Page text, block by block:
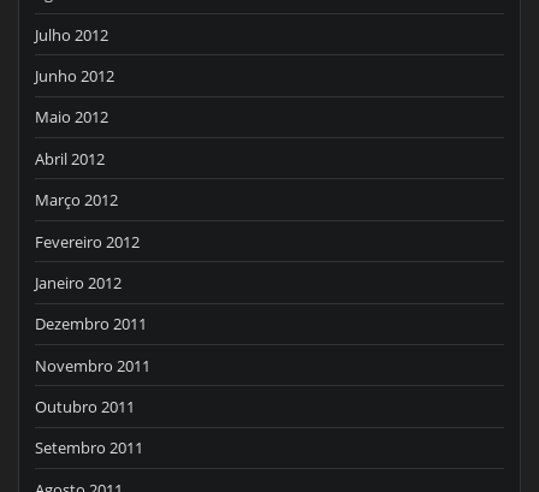
Julho 2012
Junho 2012
Maio 2012
Abril 2012
Março 2012
Fevereiro 2012
Janeiro 2012
Dezembro 2011
Novembro 2011
Outubro 2011
Setembro 2011